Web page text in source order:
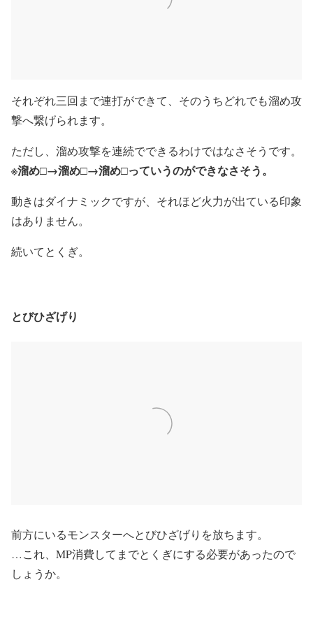
それぞれ三回まで連打ができて、そのうちどれでも溜め攻
撃へ繋げられます。
ただし、溜め攻撃を連続でできるわけではなさそうです。
※溜め□→溜め□→溜め□っていうのができなさそう。
動きはダイナミックですが、それほど火力が出ている印象
はありません。
続いてとくぎ。
とびひざげり
前方にいるモンスターへとびひざげりを放ちます。
…これ、MP消費してまでとくぎにする必要があったので
しょうか。